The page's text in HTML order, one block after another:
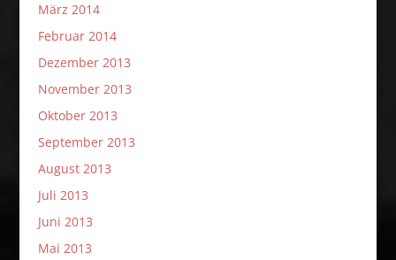
März 2014
Februar 2014
Dezember 2013
November 2013
Oktober 2013
September 2013
August 2013
Juli 2013
Juni 2013
Mai 2013